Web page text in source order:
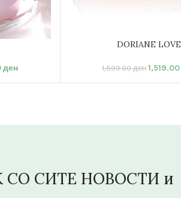
ден
ДОДАЈ ВО КОШНИЦА
DORIANE LOVE
1,599.00ден 1,519.00
СО СИТЕ НОВОСТИ и